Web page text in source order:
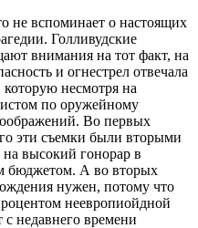
не вспоминает о настоящих
Голливудские
внимания на тот факт, на
и огнестрел отвечала
которую несмотря на
по оружейному
Во первых
эти съемки были вторыми
на высокий гонорар в
бюджетом. А во вторых
нужен, потому что
неевропиойдной
недавнего времени